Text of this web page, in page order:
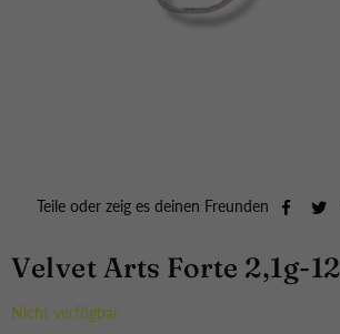
Teile oder zeig es deinen Freunden
Velvet Arts Forte 2,1g-12
Nicht verfügbar